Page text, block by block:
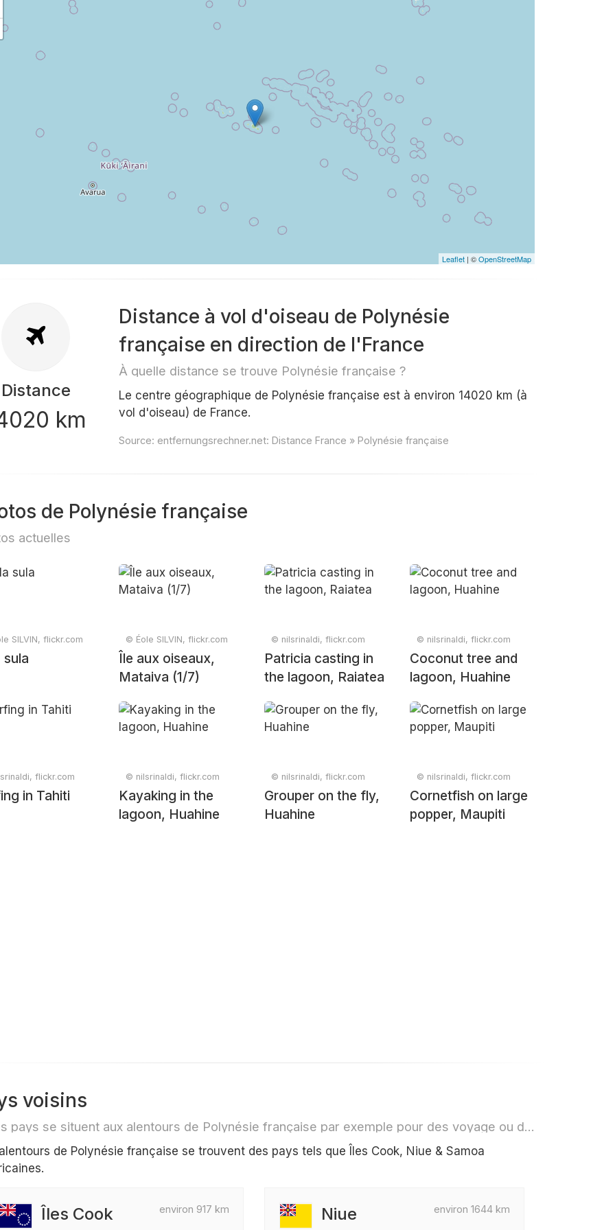
Leaflet | ©OpenStreetMap
Distance
km
Distance à vol d'oiseau de Polynésie
française en direction de l'France
À quelle distance se trouve Polynésie française ?
Le centre géographique de Polynésie française est à environ 14020 km (à
vol d'oiseau) de France.
Source: entfernungsrechner.net: Distance France » Polynésie française
de Polynésie française
actuelles
SILVIN, flickr.com
sula
© Éole SILVIN, flickr.com
Île aux oiseaux,
Mataiva (1/7)
© nilsrinaldi, flickr.com
Patricia casting in
the lagoon, Raiatea
© nilsrinaldi, flickr.com
Coconut tree and
lagoon, Huahine
flickr.com
in Tahiti
© nilsrinaldi, flickr.com
Kayaking in the
lagoon, Huahine
© nilsrinaldi, flickr.com
Grouper on the fly,
Huahine
© nilsrinaldi, flickr.com
Cornetfish on large
popper, Maupiti
voisins
Quels pays se situent aux alentours de Polynésie française par exemple pour des voyage ou des vols
de Polynésie française se trouvent des pays tels que Îles Cook, Niue & Samoa
environ 917 km
Îles Cook environ 1644 km
Niue